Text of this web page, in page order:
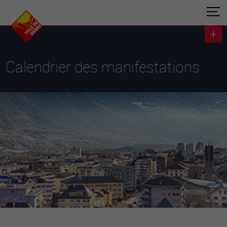
Calendrier des manifestations